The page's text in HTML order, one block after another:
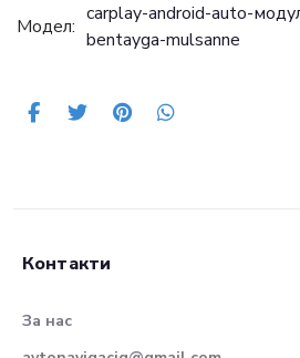
Модел:
carplay-android-auto-
bentayga-mulsanne
Контакти
За нас